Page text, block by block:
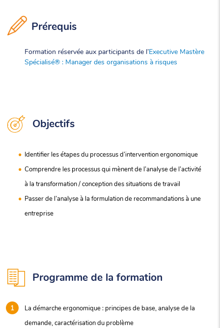
Prérequis
Formation réservée aux participants de l’Executive Mastère
Spécialisé® : Manager des organisations à risques
Objectifs
Identifier les étapes du processus d’intervention ergonomique
Comprendre les processus qui mènent de l’analyse de l’activité
à la transformation / conception des situations de travail
Passer de l’analyse à la formulation de recommandations à une
entreprise
Programme de la formation
La démarche ergonomique : principes de base, analyse de la
demande, caractérisation du problème